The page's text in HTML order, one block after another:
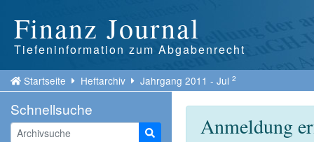
Finanz Journal
Tiefeninformation zum Abgabenrecht
Startseite Heftarchiv Jahrgang 2011 - Jul2
Anmeldung
Schnellsuche
Suche starten